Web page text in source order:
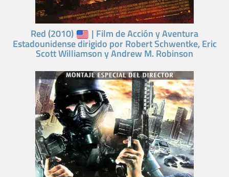
Red (2010) | Film de Acción y Aventura
Estadounidense dirigido por Robert Schwentke, Eric
Scott Williamson y Andrew M. Robinson